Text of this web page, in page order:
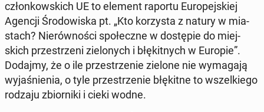
człon­kow­skich UE to element raportu Eu­ro­pej­skiej
Agencji Śro­do­wi­ska pt. „Kto ko­rzy­sta z natury w mia­
stach? Nie­rów­no­ści spo­łecz­ne w do­stę­pie do miej­
skich prze­strze­ni zie­lo­nych i błę­kit­nych w Europie”.
Dodajmy, że o ile prze­strze­nie zielone nie wy­ma­ga­ją
wy­ja­śnie­nia, o tyle prze­strze­nie błę­kit­ne to wszel­kie­go
rodzaju zbior­ni­ki i cieki wodne.